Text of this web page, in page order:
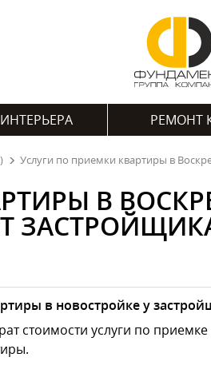
РЕМОНТ
Услуги по приемки квартиры в
В
в новостройке у
стоимости услуги по